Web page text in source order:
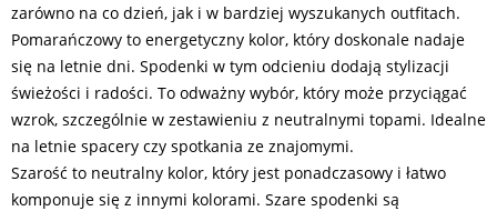
zarówno na co dzień, jak i w bardziej wyszukanych outfitach.
Pomarańczowy to energetyczny kolor, który doskonale nadaje
się na letnie dni. Spodenki w tym odcieniu dodają stylizacji
świeżości i radości. To odważny wybór, który może przyciągać
wzrok, szczególnie w zestawieniu z neutralnymi topami. Idealne
na letnie spacery czy spotkania ze znajomymi.
Szarość to neutralny kolor, który jest ponadczasowy i łatwo
komponuje się z innymi kolorami. Szare spodenki są